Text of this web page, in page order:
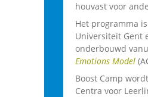
houvast voor
Het programma
Universiteit Gent
onderbouwd
Emotions Model
Boost Camp
Centra voor